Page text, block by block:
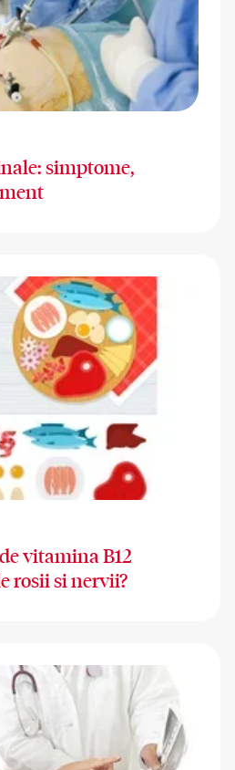
simptome,
vitamina B12
rosii si nervii?